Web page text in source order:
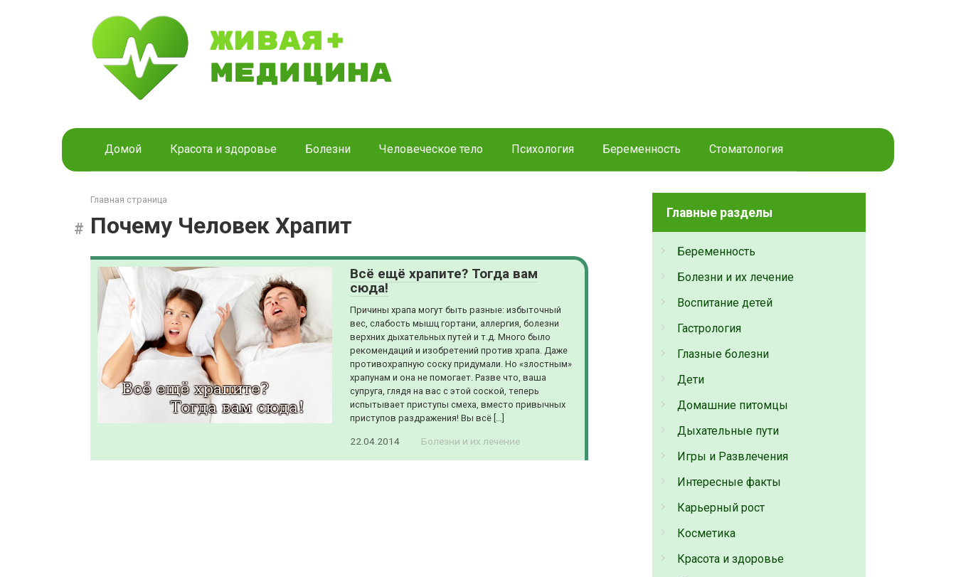
Домой Красота и здоровье Болезни Человеческое тело Психология Беременность Стоматология
Главная страница
Почему Человек Храпит
Всё ещё храпите? Тогда вам
сюда!
Причины храпа могут быть разные: избыточный
вес, слабость мышц гортани, аллергия, болезни
верхних дыхательных путей и т.д. Много было
рекомендаций и изобретений против храпа. Даже
противохрапную соску придумали. Но «злостным»
храпунам и она не помогает. Разве что, ваша
супруга, глядя на вас с этой соской, теперь
испытывает приступы смеха, вместо привычных
приступов раздражения! Вы всё […]
22.04.2014 Болезни и их лечение
Главные разделы
Беременность
Болезни и их лечение
Воспитание детей
Гастрология
Глазные болезни
Дети
Домашние питомцы
Дыхательные пути
Игры и Развлечения
Интересные факты
Карьерный рост
Косметика
Красота и здоровье